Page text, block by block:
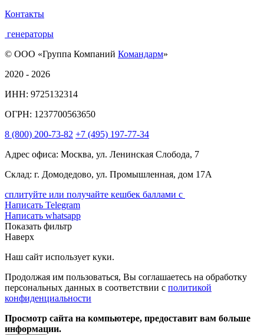
Контакты
генераторы
© ООО «Группа Компаний Командарм»
2020 - 2026
ИНН: 9725132314
ОГРН: 1237700563650
8 (800) 200-73-82 +7 (495) 197-77-34
Адрес офиса: Москва, ул. Ленинская Слобода, 7
Склад: г. Домодедово, ул. Промышленная, дом 17А
сплитуйте или получайте кешбек баллами с
Написать Telegram
Написать whatsapp
Показать фильтр
Наверх
Наш сайт использует куки.
Продолжая им пользоваться, Вы соглашаетесь на обработку
персональных данных в соответствии с политикой
конфиденциальности
Просмотр сайта на компьютере, предоставит вам больше
информации.